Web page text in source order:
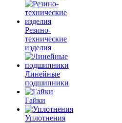
Резино-
технические
изделия
Линейные
подшипники
Гайки
Уплотнения